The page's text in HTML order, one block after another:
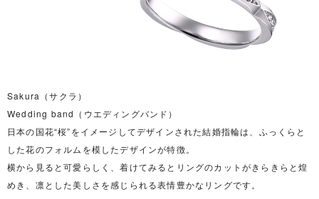
Sakura（サクラ）
Wedding band（ウエディングバンド）
日本の国花“桜”をイメージしてデザインされた結婚指輪は、ふっくらと
した花のフォルムを模したデザインが特徴。
横から見ると可愛らしく、着けてみるとリングのカットがきらきらと煌
めき、凛とした美しさを感じられる表情豊かなリングです。